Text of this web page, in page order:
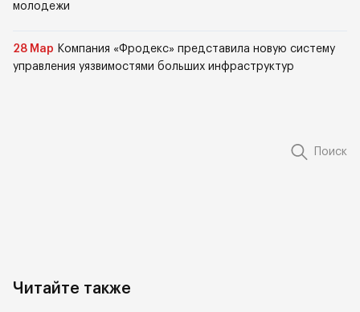
молодежи
28 Мар Компания «Фродекс» представила новую систему
управления уязвимостями больших инфраструктур
Поиск
Читайте также